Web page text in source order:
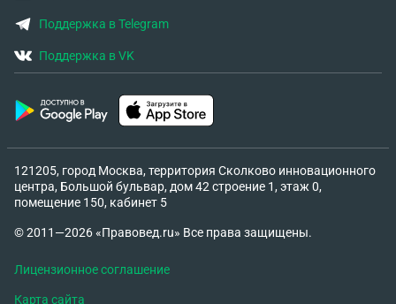
Поддержка в Telegram
Поддержка в VK
121205, город Москва, территория Сколково инновационного
центра, Большой бульвар, дом 42 строение 1, этаж 0,
помещение 150, кабинет 5
© 2011—2026 «Правовед.ru» Все права защищены.
Лицензионное соглашение
Карта сайта